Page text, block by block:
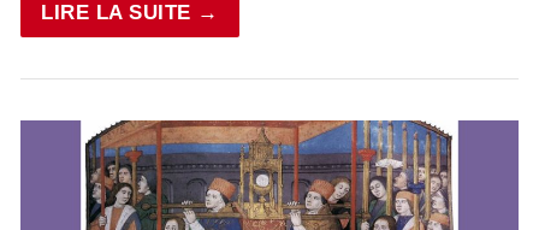
LIRE LA SUITE →